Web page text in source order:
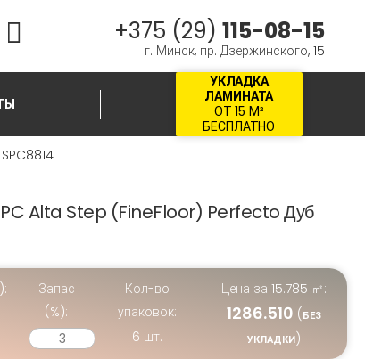
+375 (29) 115-08-15
г. Минск, пр. Дзержинского, 15
УКЛАДКА
ЛАМИНАТА
ОТ 15 М²
БЕСПЛАТНО
Alta Step (FineFloor) Perfecto Дуб
Запас
(%):
Кол-во
упаковок:
6 шт.
Цена за15.785 ㎡:
1286.510 (БЕЗ
УКЛАДКИ)